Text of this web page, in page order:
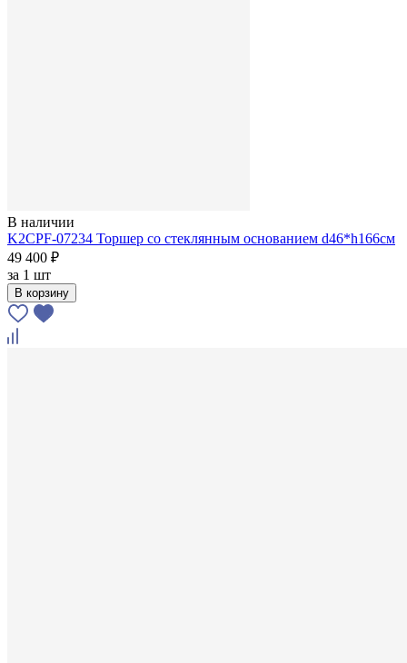
В наличии
K2CPF-07234 Торшер со стеклянным основанием d46*h166см
49 400 ₽
за 1 шт
В корзину